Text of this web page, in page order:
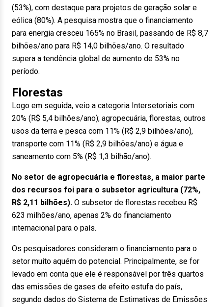
(53%), com destaque para projetos de geração solar e
eólica (80%). A pesquisa mostra que o financiamento
para energia cresceu 165% no Brasil, passando de R$ 8,7
bilhões/ano para R$ 14,0 bilhões/ano. O resultado
supera a tendência global de aumento de 53% no
período.
Florestas
Logo em seguida, veio a categoria Intersetoriais com
20% (R$ 5,4 bilhões/ano); agropecuária, florestas, outros
usos da terra e pesca com 11% (R$ 2,9 bilhões/ano),
transporte com 11% (R$ 2,9 bilhões/ano) e água e
saneamento com 5% (R$ 1,3 bilhão/ano).
No setor de agropecuária e florestas, a maior parte
dos recursos foi para o subsetor agricultura (72%,
R$ 2,11 bilhões). O subsetor de florestas recebeu R$
623 milhões/ano, apenas 2% do financiamento
internacional para o país.
Os pesquisadores consideram o financiamento para o
setor muito aquém do potencial. Principalmente, se for
levado em conta que ele é responsável por três quartos
das emissões de gases de efeito estufa do país,
segundo dados do Sistema de Estimativas de Emissões